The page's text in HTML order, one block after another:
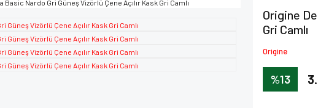
Origine
Gri Camlı
Origine
%13